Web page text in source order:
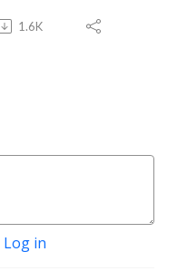
1.6K
Log in